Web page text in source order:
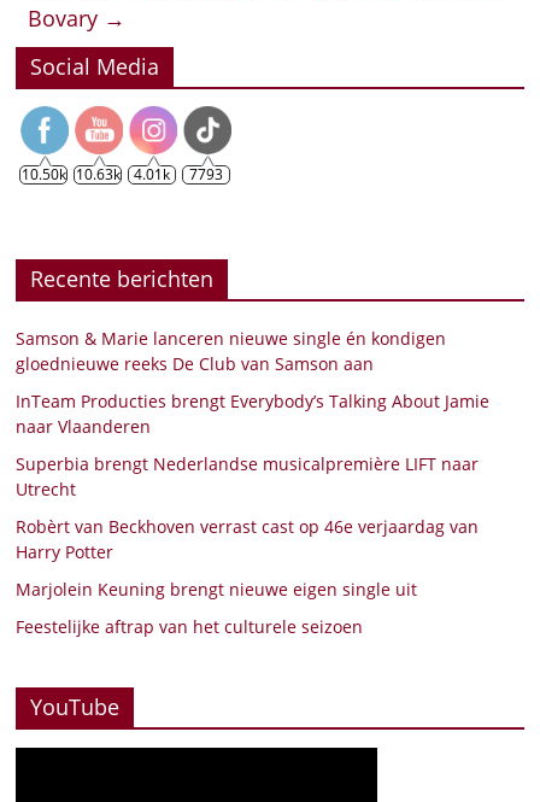
Bovary →
Social Media
10.50k 10.63k 4.01k 7793
Recente berichten
Samson & Marie lanceren nieuwe single én kondigen
gloednieuwe reeks De Club van Samson aan
InTeam Producties brengt Everybody’s Talking About Jamie
naar Vlaanderen
Superbia brengt Nederlandse musicalpremière LIFT naar
Utrecht
Robèrt van Beckhoven verrast cast op 46e verjaardag van
Harry Potter
Marjolein Keuning brengt nieuwe eigen single uit
Feestelijke aftrap van het culturele seizoen
YouTube